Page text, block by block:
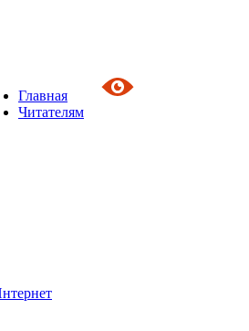
Главная
Читателям